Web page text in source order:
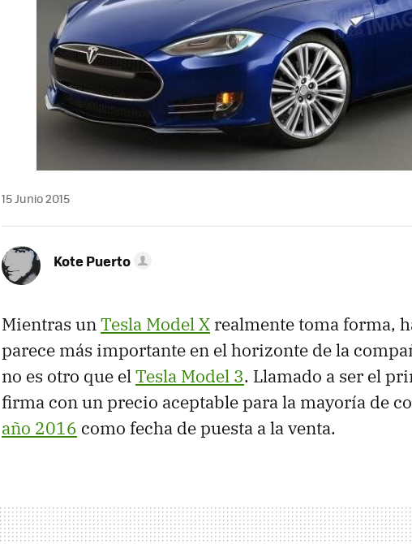
15 Junio 2015
Kote Puerto
Mientras unTesla Model X realmente toma forma,
parece más importante en el horizonte de la
no es otro que elTesla Model 3. Llamado a ser el
firma con un precio aceptable para la mayoría de
año 2016 como fecha de puesta a la venta.